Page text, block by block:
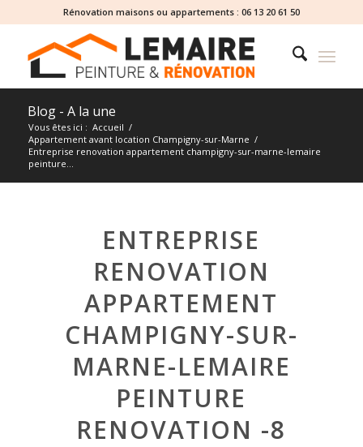
Rénovation maisons ou appartements : 06 13 20 61 50
Blog - A la une
Vous êtes ici : Accueil /
Appartement avant location Champigny-sur-Marne /
Entreprise renovation appartement champigny-sur-marne-lemaire
peinture...
ENTREPRISE
RENOVATION
APPARTEMENT
CHAMPIGNY-SUR-
MARNE-LEMAIRE
PEINTURE
RENOVATION -8